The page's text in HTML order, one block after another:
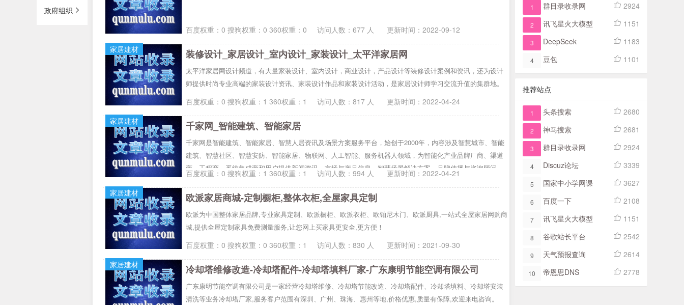
政府组织
百度权重：0 搜狗权重：0 360权重：0 访问人数： 677 人 更新时间： 2022-09-12
家居建材
装修设计_家居设计_室内设计_家装设计_太平洋家居网
太平洋家居网设计频道，有大量家装设计、室内设计，商业设计，产品设计等装修设计案例和资讯，还为设计
师提供时尚专业高端的家装设计资讯、家装设计作品和家装设计活动，是家居设计师学习交流升值的集群地。
百度权重：0 搜狗权重：1 360权重：1 访问人数： 817 人 更新时间： 2022-04-24
家居建材
千家网_智能建筑、智能家居
千家网是智能建筑、智能家居、智慧人居资讯及场景方案服务平台，始创于2000年，内容涉及智慧城市、智能
建筑、智慧社区、智慧安防、智能家居、物联网、人工智能、服务机器人领域，为智能化产业品牌厂商、渠道
商、工程商、系统集成商和用户提供新闻资讯、市场与产品信息、智慧场景解决方案、品牌传播与咨询顾问服
务，是弱电智能化专业人员的首选平台。
百度权重：0 搜狗权重：1 360权重：1 访问人数： 994 人 更新时间： 2022-04-21
家居建材
欧派家居商城-定制橱柜,整体衣柜,全屋家具定制
欧派为中国整体家居品牌,专业家具定制、欧派橱柜、欧派衣柜、欧铂尼木门、欧派厨具,一站式全屋家居网购商
城,提供全屋定制家具免费测量服务,让您网上买家具更安全,更方便！
百度权重：0 搜狗权重：0 360权重：1 访问人数： 830 人 更新时间： 2021-09-30
家居建材
冷却塔维修改造-冷却塔配件-冷却塔填料厂家-广东康明节能空调有限公司
广东康明节能空调有限公司是一家经营冷却塔维修、冷却塔节能改造、冷却塔配件、冷却塔填料、冷却塔安装
清洗等业务冷却塔厂家,服务客户范围有深圳、广州、珠海、惠州等地,价格优惠,质量有保障,欢迎来电咨询。
1 群目录收录网 2924
2 讯飞星火大模型 1151
3 DeepSeek 1183
4 豆包 1101
推荐站点
1 头条搜索 2680
2 神马搜索 2681
3 群目录收录网 2924
4 Discuz论坛 3339
5 国家中小学网课 3627
6 百度一下 2108
7 讯飞星火大模型 1151
8 谷歌站长平台 2542
9 天气预报查询 2614
10 帝恩思DNS 2778